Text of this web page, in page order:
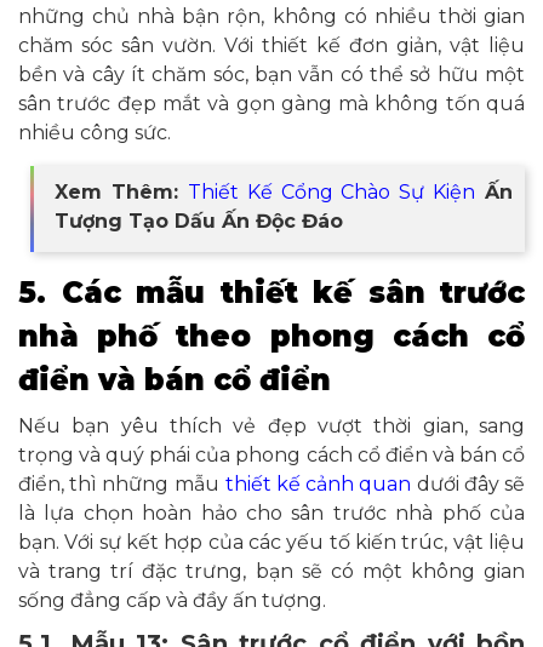
những chủ nhà bận rộn, không có nhiều thời gian
chăm sóc sân vườn. Với thiết kế đơn giản, vật liệu
bền và cây ít chăm sóc, bạn vẫn có thể sở hữu một
sân trước đẹp mắt và gọn gàng mà không tốn quá
nhiều công sức.
Xem Thêm: Thiết Kế Cổng Chào Sự Kiện Ấn
Tượng Tạo Dấu Ấn Độc Đáo
5. Các mẫu thiết kế sân trước
nhà phố theo phong cách cổ
điển và bán cổ điển
Nếu bạn yêu thích vẻ đẹp vượt thời gian, sang
trọng và quý phái của phong cách cổ điển và bán cổ
điển, thì những mẫu thiết kế cảnh quan dưới đây sẽ
là lựa chọn hoàn hảo cho sân trước nhà phố của
bạn. Với sự kết hợp của các yếu tố kiến trúc, vật liệu
và trang trí đặc trưng, bạn sẽ có một không gian
sống đẳng cấp và đầy ấn tượng.